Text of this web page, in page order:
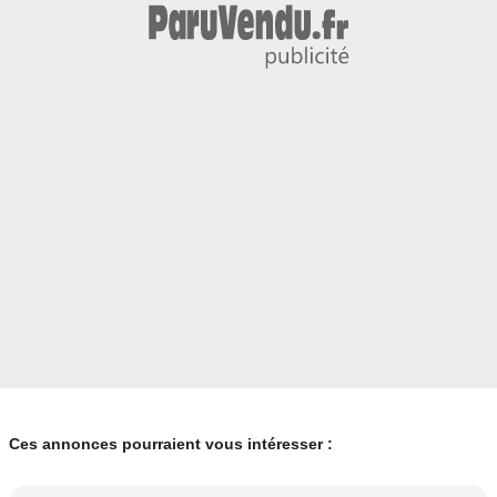
Ces annonces pourraient vous intéresser :